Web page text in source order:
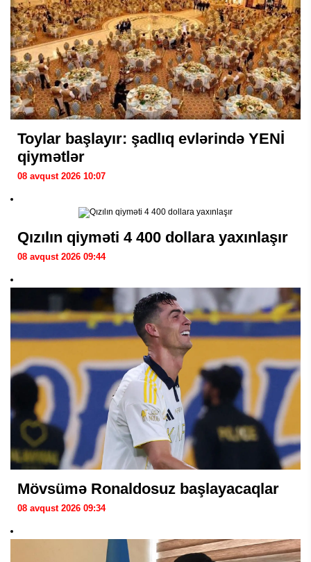
Toylar başlayır: şadlıq evlərində YENİ
qiymətlər
08 avqust 2026 10:07
Qızılın qiyməti 4 400 dollara yaxınlaşır
08 avqust 2026 09:44
Mövsümə Ronaldosuz başlayacaqlar
08 avqust 2026 09:34